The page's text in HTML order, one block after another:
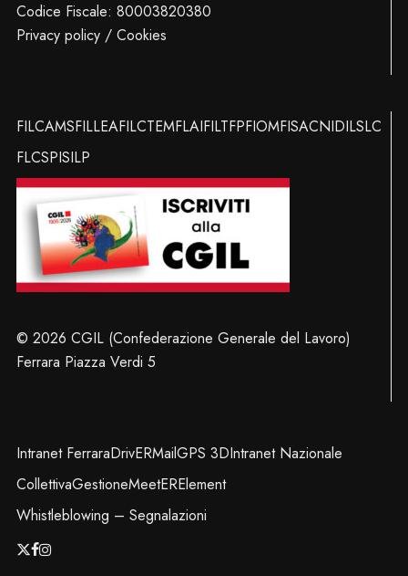
Codice Fiscale: 80003820380
Privacy policy / Cookies
FILCAMSFILLEAFILCTEMFLAIFILTFPFIOMFISACNIDILSLC
FLCSPISILP
© 2026 CGIL (Confederazione Generale del Lavoro)
Ferrara Piazza Verdi 5
Intranet FerraraDrivERMailGPS 3DIntranet Nazionale
CollettivaGestioneMeetERElement
Whistleblowing – Segnalazioni
x- facebook
instagram